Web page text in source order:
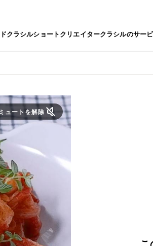
クラシルショートクリエイタークラシルのサー
ミュートを解除